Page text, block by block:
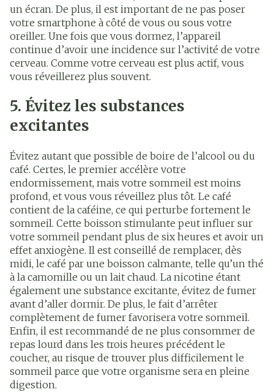
un écran. De plus, il est important de ne pas poser
votre smartphone à côté de vous ou sous votre
oreiller. Une fois que vous dormez, l’appareil
continue d’avoir une incidence sur l’activité de votre
cerveau. Comme votre cerveau est plus actif, vous
vous réveillerez plus souvent.
5. Évitez les substances
excitantes
Évitez autant que possible de boire de l’alcool ou du
café. Certes, le premier accélère votre
endormissement, mais votre sommeil est moins
profond, et vous vous réveillez plus tôt. Le café
contient de la caféine, ce qui perturbe fortement le
sommeil. Cette boisson stimulante peut influer sur
votre sommeil pendant plus de six heures et avoir un
effet anxiogène. Il est conseillé de remplacer, dès
midi, le café par une boisson calmante, telle qu’un thé
à la camomille ou un lait chaud. La nicotine étant
également une substance excitante, évitez de fumer
avant d’aller dormir. De plus, le fait d’arrêter
complètement de fumer favorisera votre sommeil.
Enfin, il est recommandé de ne plus consommer de
repas lourd dans les trois heures précédent le
coucher, au risque de trouver plus difficilement le
sommeil parce que votre organisme sera en pleine
digestion.